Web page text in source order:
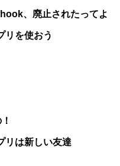
、廃止されたってよ
リを使おう
リは新しい友達